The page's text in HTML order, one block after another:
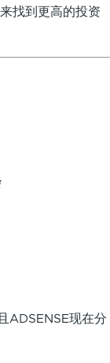
找到更高的投资
ADSENSE现在分